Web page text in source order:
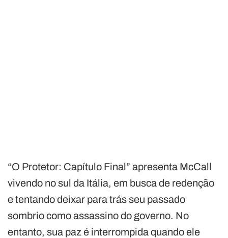
“O Protetor: Capítulo Final” apresenta McCall
vivendo no sul da Itália, em busca de redenção
e tentando deixar para trás seu passado
sombrio como assassino do governo. No
entanto, sua paz é interrompida quando ele